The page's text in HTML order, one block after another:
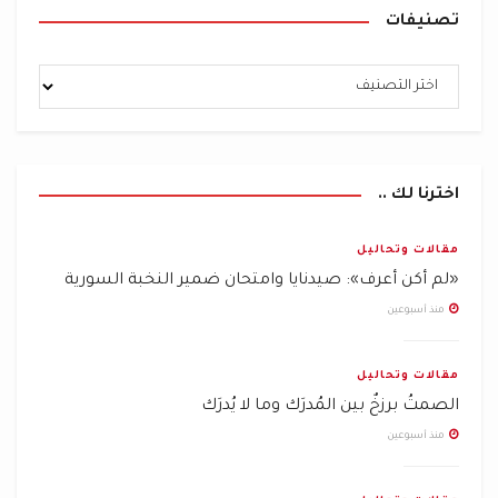
بالتعريف هو ممكنات الحاضر
•هيئة التحرير: كثيرة هي التحليلات التي تعتبر أنّ ضعف
المعارضة السورية وتشتّتها، وعدم تبلور جسم سياسي
يرقَ إلى مستوى التّحديات السياسيّة التي واجهته، سواء
هذا الرأي؟ وهل من صيغ سياسيّة بديلة تخدم الثوار على
الأرض؟
–جاد الكريم الجباعي: ما من شك في أن ثمة فجوة بين
الثورة وتعبيرها السياسي، إذا افترضنا أن الأحزاب
التقليدية الهرمة أحد أشكال هذا التعبير، وهو افتراض
تصنيفات
اخترنا لك ..
مقالات وتحاليل
«لم أكن أعرف»: صيدنايا وامتحان ضمير النخبة السورية
منذ أسبوعين
مقالات وتحاليل
الصمتُ برزخٌ بين المُدرَك وما لا يُدرَك
منذ أسبوعين